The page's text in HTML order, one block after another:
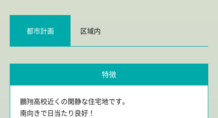
都市計画 区域内
特徴
鵬翔高校近くの閑静な住宅地です。
南向きで日当たり良好！